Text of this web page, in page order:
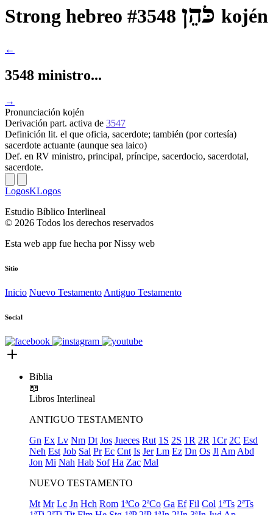
Strong hebreo #3548 kojén
←
3548 ministro...
→
Pronunciación kojén
Derivación part. activa de 3547
Definición lit. el que oficia, sacerdote; también (por cortesía)
sacerdote actuante (aunque sea laico)
Def. en RV ministro, principal, príncipe, sacerdocio, sacerdotal,
sacerdote.
LogosKLogos
Estudio Bíblico Interlineal
© 2026 Todos los derechos reservados
Esta web app fue hecha porNissy web
Sitio
Inicio Nuevo Testamento Antiguo Testamento
Social
Biblia
📖
Libros Interlineal
ANTIGUO TESTAMENTO
Gn Ex Lv Nm Dt Jos Jueces Rut 1S 2S 1R 2R 1Cr 2C Esd
Neh Est Job Sal Pr Ec Cnt Is Jer Lm Ez Dn Os Jl Am Abd
Jon Mi Nah Hab Sof Ha Zac Mal
NUEVO TESTAMENTO
Mt Mr Lc Jn Hch Rom 1ªCo 2ªCo Ga Ef Fil Col 1ªTs 2ªTs